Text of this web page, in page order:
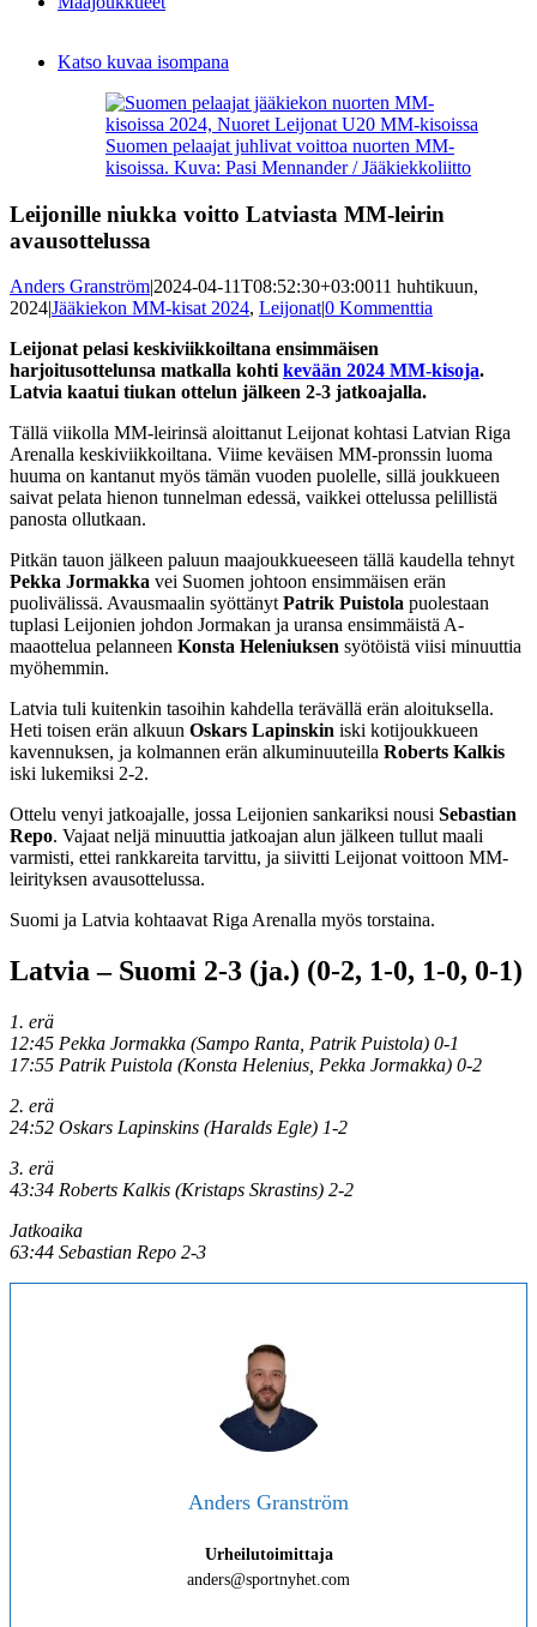
Katso kuvaa isompana
Suomen pelaajat juhlivat voittoa nuorten MM-
kisoissa. Kuva: Pasi Mennander / Jääkiekkoliitto
Leijonille niukka voitto Latviasta MM-leirin
avausottelussa
Anders Granström|2024-04-11T08:52:30+03:0011 huhtikuun,
2024|Jääkiekon MM-kisat 2024, Leijonat|0 Kommenttia
Leijonat pelasi keskiviikkoiltana ensimmäisen
harjoitusottelunsa matkalla kohtikevään 2024 MM-kisoja.
Latvia kaatui tiukan ottelun jälkeen 2-3 jatkoajalla.
Tällä viikolla MM-leirinsä aloittanut Leijonat kohtasi Latvian Riga
Arenalla keskiviikkoiltana. Viime keväisen MM-pronssin luoma
huuma on kantanut myös tämän vuoden puolelle, sillä joukkueen
saivat pelata hienon tunnelman edessä, vaikkei ottelussa pelillistä
panosta ollutkaan.
Pitkän tauon jälkeen paluun maajoukkueeseen tällä kaudella tehnyt
Pekka Jormakka vei Suomen johtoon ensimmäisen erän
puolivälissä. Avausmaalin syöttänytPatrik Puistola puolestaan
tuplasi Leijonien johdon Jormakan ja uransa ensimmäistä A-
maaottelua pelanneen Konsta Heleniuksen syötöistä viisi minuuttia
myöhemmin.
Latvia tuli kuitenkin tasoihin kahdella terävällä erän aloituksella.
Heti toisen erän alkuun Oskars Lapinskin iski kotijoukkueen
kavennuksen, ja kolmannen erän alkuminuuteilla Roberts Kalkis
iski lukemiksi 2-2.
Ottelu venyi jatkoajalle, jossa Leijonien sankariksi nousi Sebastian
Repo. Vajaat neljä minuuttia jatkoajan alun jälkeen tullut maali
varmisti, ettei rankkareita tarvittu, ja siivitti Leijonat voittoon MM-
leirityksen avausottelussa.
Suomi ja Latvia kohtaavat Riga Arenalla myös torstaina.
Latvia – Suomi 2-3 (ja.) (0-2, 1-0, 1-0, 0-1)
1. erä
12:45 Pekka Jormakka (Sampo Ranta, Patrik Puistola) 0-1
17:55 Patrik Puistola (Konsta Helenius, Pekka Jormakka) 0-2
2. erä
24:52 Oskars Lapinskins (Haralds Egle) 1-2
3. erä
43:34 Roberts Kalkis (Kristaps Skrastins) 2-2
Jatkoaika
63:44 Sebastian Repo 2-3
Anders Granström
Urheilutoimittaja
anders@sportnyhet.com